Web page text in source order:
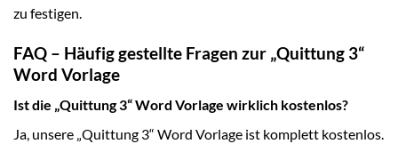
zu festigen.
FAQ – Häufig gestellte Fragen zur „Quittung 3“
Word Vorlage
Ist die „Quittung 3“ Word Vorlage wirklich kostenlos?
Ja, unsere „Quittung 3“ Word Vorlage ist komplett kostenlos.